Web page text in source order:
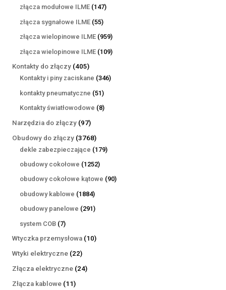
produktów
złącza modułowe ILME 147147
złącza sygnałowe ILME 5555
produktów
złącza wielopinowe ILME 959959
produktów
złącza wielopinowe ILME 109109
Kontakty do złączy 405405
produktów
Kontakty i piny zaciskane 346346
kontakty pneumatyczne 5151
produktów
Kontakty światłowodowe 88
Narzędzia do złączy 9797
produktów
Obudowy do złączy 37683768
produktów
dekle zabezpieczające 179179
obudowy cokołowe 12521252
produkty
obudowy cokołowe kątowe 9090
obudowy kablowe 18841884
produkty
obudowy panelowe 291291
system COB 77
produktów
Wtyczka przemysłowa 1010
Wtyki elektryczne 2222
produkty
Złącza elektryczne 2424
Złącza kablowe 1111